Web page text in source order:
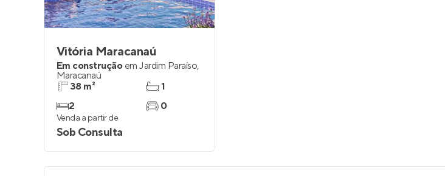
Vitória Maracanaú
Em construção em Jardim Paraíso,
Maracanaú
38 m²
2
1
0
Venda a partir de
Sob Consulta